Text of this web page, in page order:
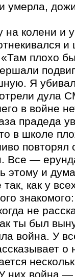
умерла,
на колени и
и
плохо
Я
в войне
прадеда
в школе
Все —
этому и
как у
не
ты был
война. У
о
У них война